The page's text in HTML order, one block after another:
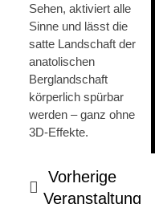
Sehen, aktiviert alle
Sinne und lässt die
satte Landschaft der
anatolischen
Berglandschaft
körperlich spürbar
werden – ganz ohne
3D-Effekte.
Vorherige
Veranstaltung